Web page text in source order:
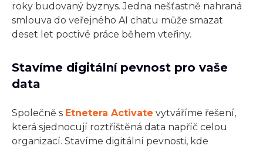
roky budovaný byznys. Jedna nešťastně nahraná
smlouva do veřejného AI chatu může smazat
deset let poctivé práce během vteřiny.
Stavíme digitální pevnost pro vaše
data
Společně s Etnetera Activate vytváříme řešení,
která sjednocují roztříštěná data napříč celou
organizací. Stavíme digitální pevnosti, kde